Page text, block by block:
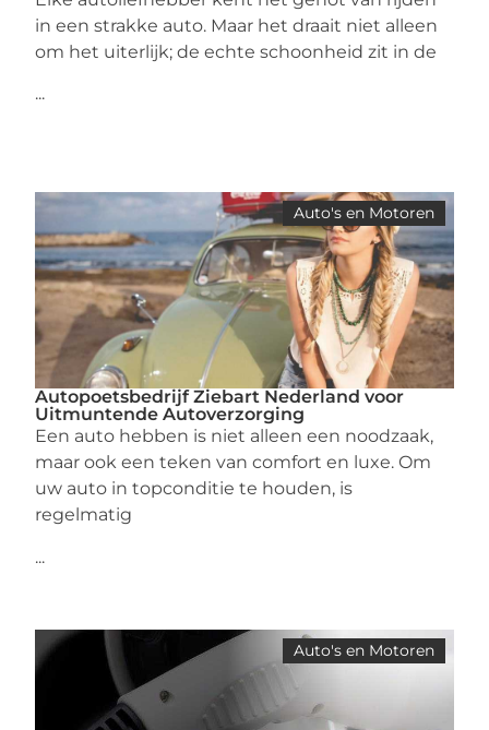
in een strakke auto. Maar het draait niet alleen
om het uiterlijk; de echte schoonheid zit in de
...
Auto's en Motoren
Autopoetsbedrijf Ziebart Nederland voor
Uitmuntende Autoverzorging
Een auto hebben is niet alleen een noodzaak,
maar ook een teken van comfort en luxe. Om
uw auto in topconditie te houden, is
regelmatig
...
Auto's en Motoren